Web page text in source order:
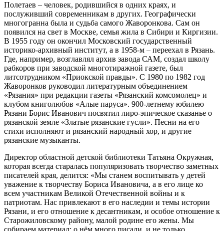
Полетаев – человек, родившийся в одних краях, и
послуживший современникам в других. Географически
многогранна была и судьба самого Жаворонкова. Сам он
появился на свет в Москве, семья жила в Сибири и Киргизии.
В 1955 году он окончил Московский государственный
историко-архивный институт, а в 1958-м – переехал в Рязань.
Где, например, возглавлял архив завода САМ, создал школу
рабкоров при заводской многотиражной газете, был
литсотрудником «Приокской правды». С 1980 по 1982 год
Жаворонков руководил литературным объединением
«Рязания» при редакции газеты «Рязанский комсомолец» и
клубом книголюбов «Алые паруса». 900-летнему юбилею
Рязани Борис Иванович посвятил лиро-эпическое сказанье о
рязанской земле «Златые рязанские гусли». Песни на его
стихи исполняют и рязанский народный хор, и другие
рязанские музыканты.
Директор областной детской библиотеки Татьяна Окружная,
которая всегда старалась популяризовать творчество заметных
писателей края, делится: «Мы станем воспитывать у детей
уважение к творчеству Бориса Ивановича, а в его лице ко
всем участникам Великой Отечественной войны и к
патриотам. Нас привлекают в его наследии и темы истории
Рязани, и его отношение к десантникам, и особое отношение к
Старожиловскому району, малой родине его жены. Мы